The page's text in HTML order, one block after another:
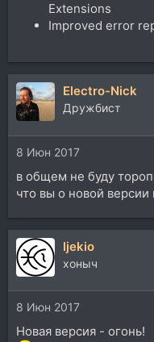
Extensions
Improved error
Electro-Nick
Дружбист
8 Июн 2017
в общем не буду
что вы о новой
ljekio
хоныч
8 Июн 2017
Новая версия - огонь!